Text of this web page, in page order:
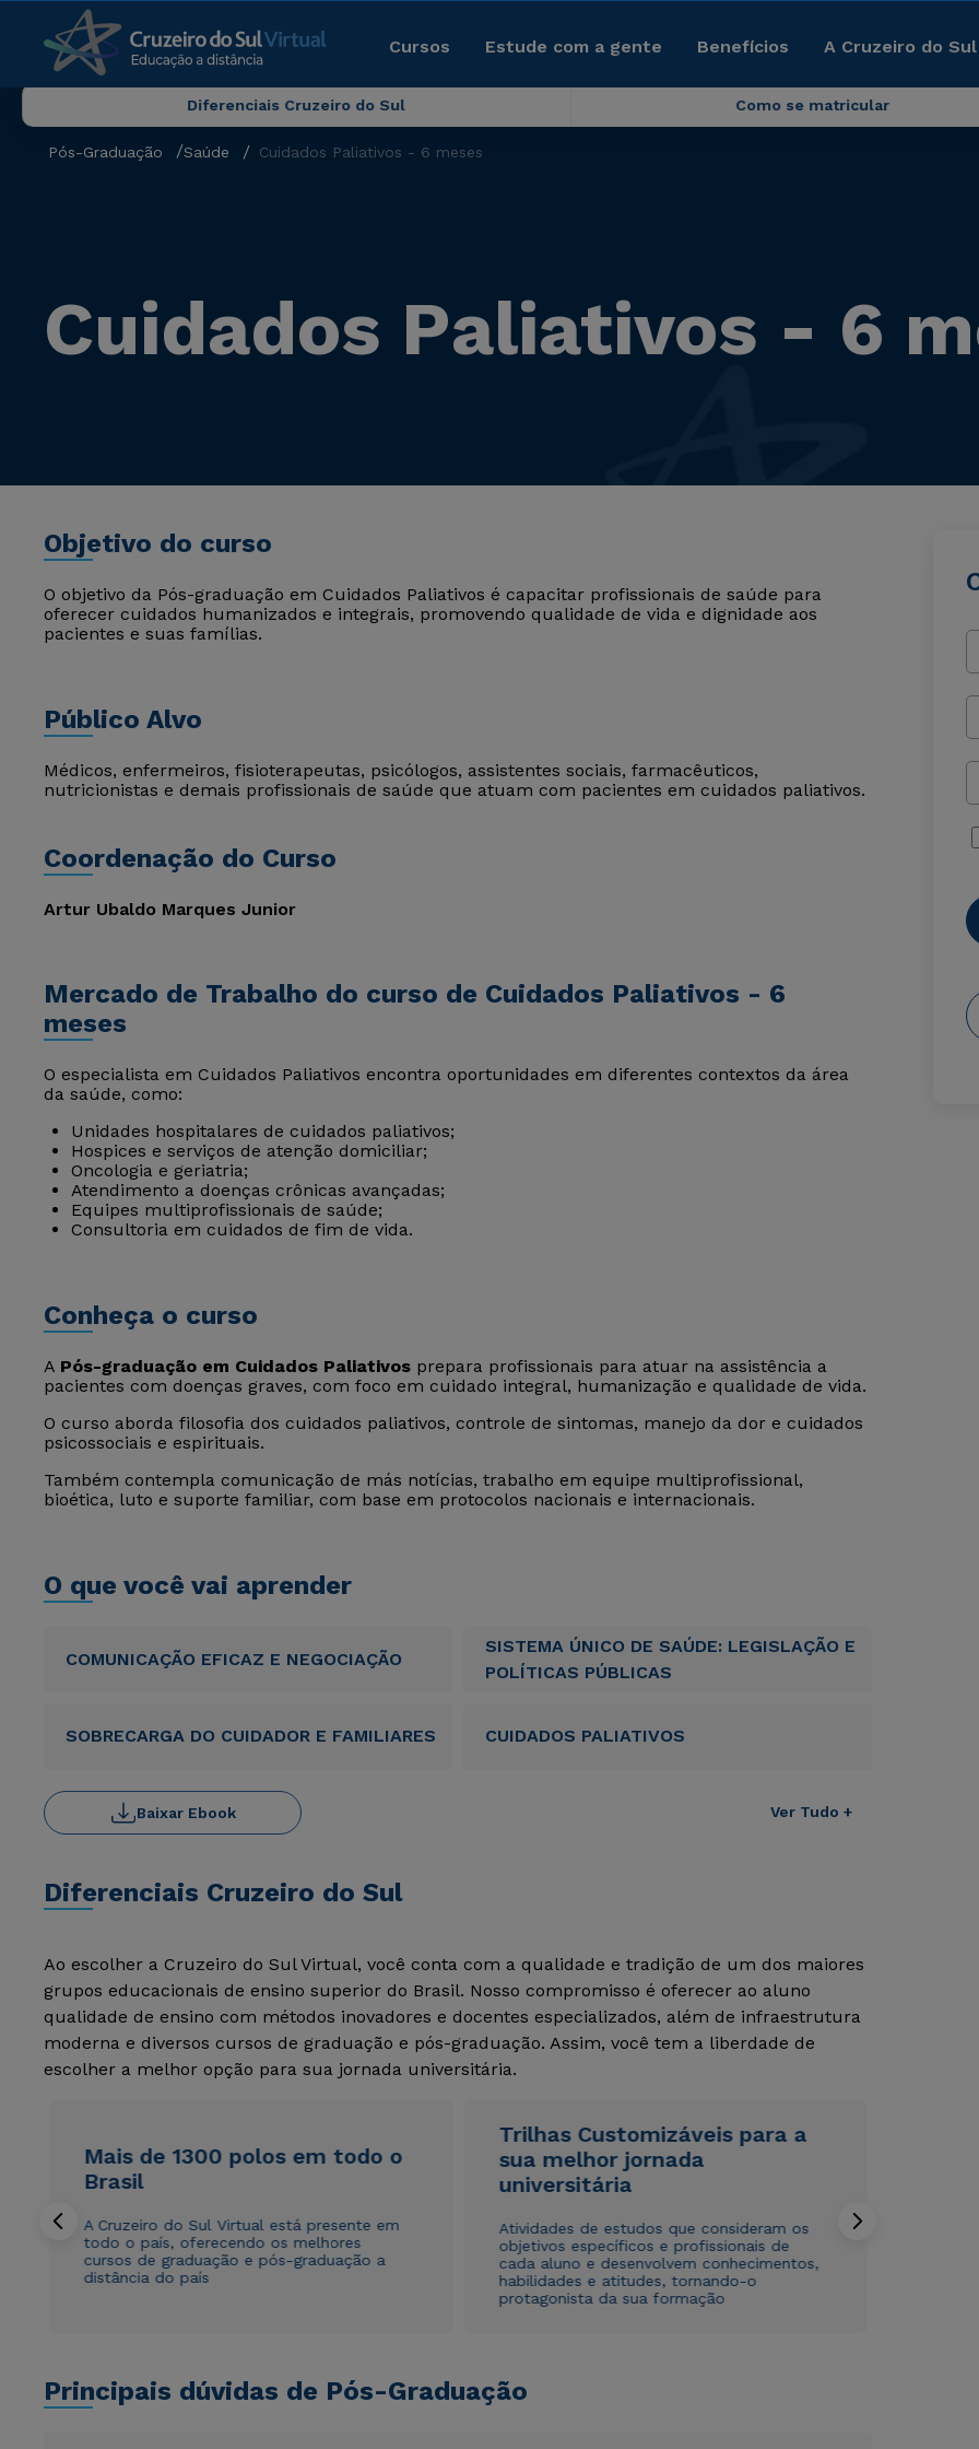
Cursos Estude com a gente Benefícios A Cruzeiro do
Diferenciais Cruzeiro do Sul Como se matricular
Pós-Graduação Saúde Cuidados Paliativos - 6 meses
Cuidados Paliativos - 6
Objetivo do curso
O objetivo da Pós-graduação em Cuidados Paliativos é capacitar profissionais de saúde para
oferecer cuidados humanizados e integrais, promovendo qualidade de vida e dignidade aos
pacientes e suas famílias.
Público Alvo
Médicos, enfermeiros, fisioterapeutas, psicólogos, assistentes sociais, farmacêuticos,
nutricionistas e demais profissionais de saúde que atuam com pacientes em cuidados paliativos.
Coordenação do Curso
Artur Ubaldo Marques Junior
Mercado de Trabalho do curso de Cuidados Paliativos - 6
meses
O especialista em Cuidados Paliativos encontra oportunidades em diferentes contextos da área
da saúde, como:
Unidades hospitalares de cuidados paliativos;
Hospices e serviços de atenção domiciliar;
Oncologia e geriatria;
Atendimento a doenças crônicas avançadas;
Equipes multiprofissionais de saúde;
Consultoria em cuidados de fim de vida.
Conheça o curso
A Pós-graduação em Cuidados Paliativos prepara profissionais para atuar na assistência a
pacientes com doenças graves, com foco em cuidado integral, humanização e qualidade de vida.
O curso aborda filosofia dos cuidados paliativos, controle de sintomas, manejo da dor e cuidados
psicossociais e espirituais.
Também contempla comunicação de más notícias, trabalho em equipe multiprofissional,
bioética, luto e suporte familiar, com base em protocolos nacionais e internacionais.
O que você vai aprender
COMUNICAÇÃO EFICAZ E NEGOCIAÇÃO
SISTEMA ÚNICO DE SAÚDE: LEGISLAÇÃO E
POLÍTICAS PÚBLICAS
SOBRECARGA DO CUIDADOR E FAMILIARES CUIDADOS PALIATIVOS
Ver Tudo +
Baixar Ebook
Diferenciais Cruzeiro do Sul
Ao escolher a Cruzeiro do Sul Virtual, você conta com a qualidade e tradição de um dos maiores
grupos educacionais de ensino superior do Brasil. Nosso compromisso é oferecer ao aluno
qualidade de ensino com métodos inovadores e docentes especializados, além de infraestrutura
moderna e diversos cursos de graduação e pós-graduação. Assim, você tem a liberdade de
escolher a melhor opção para sua jornada universitária.
Mais de 1300 polos em todo o
Brasil
A Cruzeiro do Sul Virtual está presente em
todo o país, oferecendo os melhores
cursos de graduação e pós-graduação a
distância do país
Trilhas Customizáveis para a
sua melhor jornada
universitária
Atividades de estudos que consideram os
objetivos específicos e profissionais de
cada aluno e desenvolvem conhecimentos,
habilidades e atitudes, tornando-o
protagonista da sua formação
Principais dúvidas de Pós-Graduação
Rápido e fácil
WhatsApp
Estou de acordo com aPolítica de Privacidade.
autorizo que meus dados sejam utilizados para o
envio de conteúdos da Cruzeiro do Sul.
Rápido e fácil
WhatsApp
Estou de acordo com aPolítica de Privacidade.
autorizo que meus dados sejam utilizados para o
envio de conteúdos da Cruzeiro do Sul.